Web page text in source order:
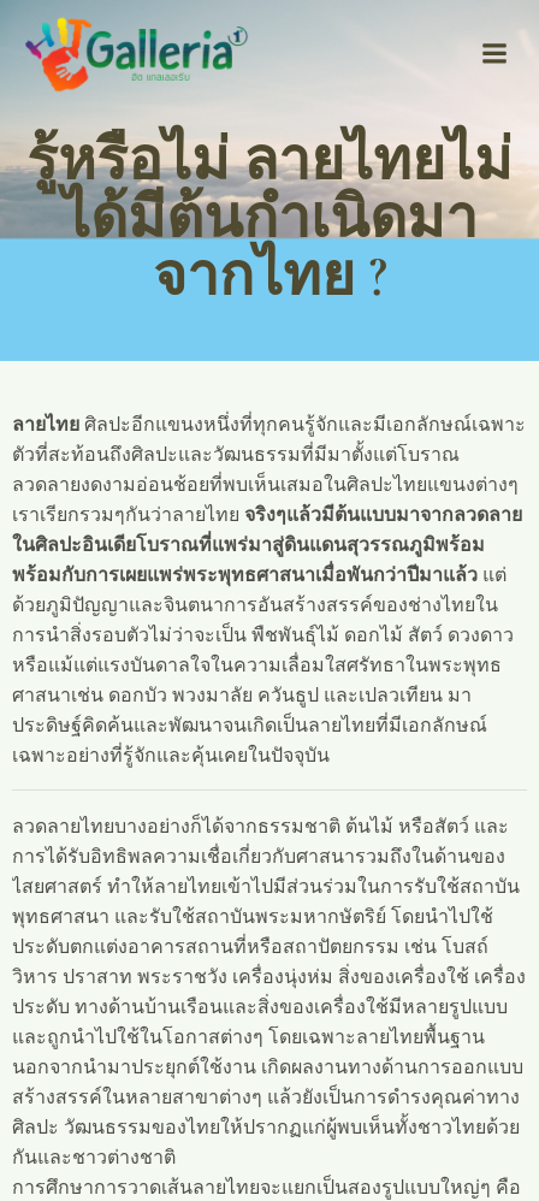
รู้หรือไม่ ลายไทยไม่
ได้มีต้นกำเนิดมา
จากไทย ?
ลายไทยศิลปะอีกแขนงหนึ่งที่ทุกคนรู้จักและมีเอกลักษณ์เฉพาะ
ตัวที่สะท้อนถึงศิลปะและวัฒนธรรมที่มีมาตั้งแต่โบราณ
ลวดลายงดงามอ่อนช้อยที่พบเห็นเสมอในศิลปะไทยแขนงต่างๆ
เราเรียกรวมๆกันว่าลายไทย จริงๆแล้วมีต้นแบบมาจากลวดลาย
ในศิลปะอินเดียโบราณที่แพร่มาสู่ดินแดนสุวรรณภูมิพร้อม
พร้อมกับการเผยแพร่พระพุทธศาสนาเมื่อพันกว่าปีมาแล้ว แต่
ด้วยภูมิปัญญาและจินตนาการอันสร้างสรรค์ของช่างไทยใน
การนำสิ่งรอบตัวไม่ว่าจะเป็น พืชพันธุ์ไม้ ดอกไม้ สัตว์ ดวงดาว
หรือแม้แต่แรงบันดาลใจในความเลื่อมใสศรัทธาในพระพุทธ
ศาสนาเช่น ดอกบัว พวงมาลัย ควันธูป และเปลวเทียน มา
ประดิษฐ์คิดค้นและพัฒนาจนเกิดเป็นลายไทยที่มีเอกลักษณ์
เฉพาะอย่างที่รู้จักและคุ้นเคยในปัจจุบัน
ลวดลายไทยบางอย่างก็ได้จากธรรมชาติ ต้นไม้ หรือสัตว์ และ
การได้รับอิทธิพลความเชื่อเกี่ยวกับศาสนารวมถึงในด้านของ
ไสยศาสตร์ ทำให้ลายไทยเข้าไปมีส่วนร่วมในการรับใช้สถาบัน
พุทธศาสนา และรับใช้สถาบันพระมหากษัตริย์ โดยนำไปใช้
ประดับตกแต่งอาคารสถานที่หรือสถาปัตยกรรม เช่น โบสถ์
วิหาร ปราสาท พระราชวัง เครื่องนุ่งห่ม สิ่งของเครื่องใช้ เครื่อง
ประดับ ทางด้านบ้านเรือนและสิ่งของเครื่องใช้มีหลายรูปแบบ
และถูกนำไปใช้ในโอกาสต่างๆ โดยเฉพาะลายไทยพื้นฐาน
นอกจากนำมาประยุกต์ใช้งาน เกิดผลงานทางด้านการออกแบบ
สร้างสรรค์ในหลายสาขาต่างๆ แล้วยังเป็นการดำรงคุณค่าทาง
ศิลปะ วัฒนธรรมของไทยให้ปรากฏแก่ผู้พบเห็นทั้งชาวไทยด้วย
กันและชาวต่างชาติ
การศึกษาการวาดเส้นลายไทยจะแยกเป็นสองรูปแบบใหญ่ๆ คือ